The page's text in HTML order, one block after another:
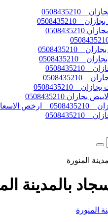
0508435210
الاسعار
المنورة
بالمدينة